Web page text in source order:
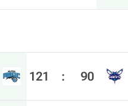
121 : 90